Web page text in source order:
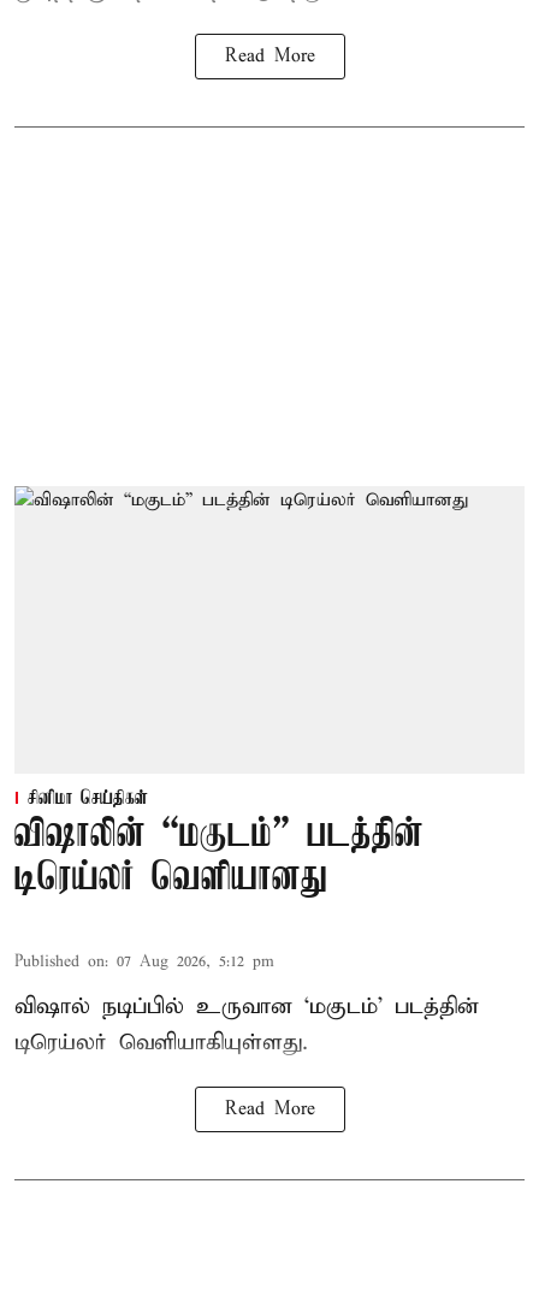
Read More
சினிமா செய்திகள்
விஷாலின் “மகுடம்” படத்தின்
டிரெய்லர் வெளியானது
Published on: 07 Aug 2026, 5:12 pm
விஷால் நடிப்பில் உருவான ‘மகுடம்’ படத்தின்
டிரெய்லர் வெளியாகியுள்ளது.
Read More